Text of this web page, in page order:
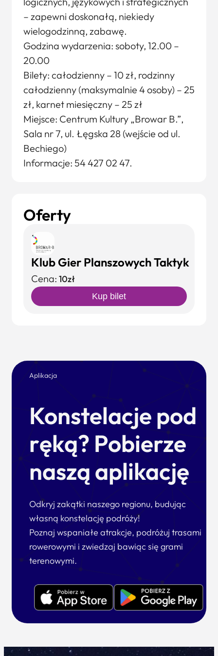
– zapewni doskonałą, niekiedy
wielogodzinną, zabawę.
Godzina wydarzenia: soboty, 12.00 –
20.00
Bilety: całodzienny – 10 zł, rodzinny
całodzienny (maksymalnie 4 osoby) – 25
zł, karnet miesięczny – 25 zł
Miejsce: Centrum Kultury „Browar B.”,
Sala nr 7, ul. Łęgska 28 (wejście od ul.
Bechiego)
Informacje: 54 427 02 47.
Oferty
Klub Gier Planszowych Taktyk
Cena: 10zł
Kup bilet
Aplikacja
Konstelacje pod
ręką? Pobierze
naszą aplikację
Odkryj zakątki naszego regionu, budując
własną konstelację podróży!
Poznaj wspaniałe atrakcje, podróżuj trasami
rowerowymi i zwiedzaj bawiąc się grami
terenowymi.